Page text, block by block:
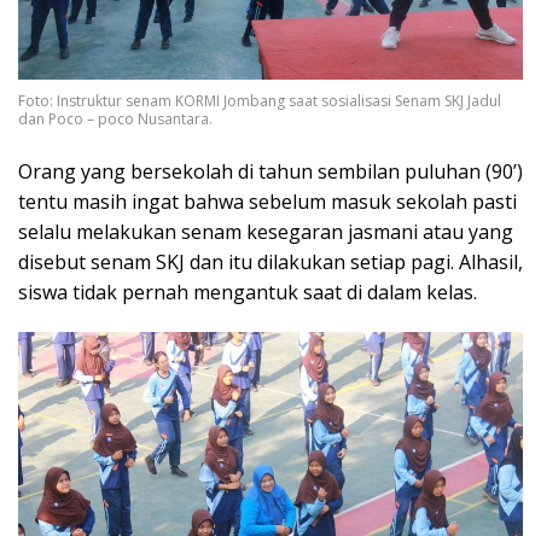
Foto: Instruktur senam KORMI Jombang saat sosialisasi Senam SKJ Jadul
dan Poco – poco Nusantara.
Orang yang bersekolah di tahun sembilan puluhan (90’)
tentu masih ingat bahwa sebelum masuk sekolah pasti
selalu melakukan senam kesegaran jasmani atau yang
disebut senam SKJ dan itu dilakukan setiap pagi. Alhasil,
siswa tidak pernah mengantuk saat di dalam kelas.